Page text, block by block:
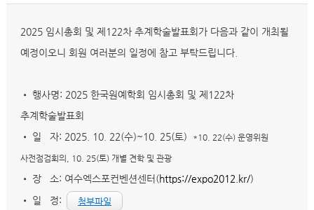
2025 임시총회 및 제122차 추계학술발표회가 다음과 같이 개최될
예정이오니 회원 여러분의 일정에 참고 부탁드립니다.
• 행사명: 2025 한국원예학회 임시총회 및 제122차
추계학술발표회
• 일 자: 2025. 10. 22(수)~10. 25(토)
*10. 22(수) 운영위원
사전점검회의, 10. 25(토) 개별 견학 및 관광
• 장 소: 여수엑스포컨벤션센터(https://expo2012.kr/)
• 일 정:
첨부파일